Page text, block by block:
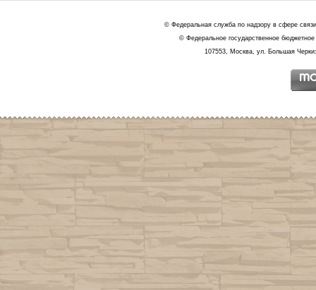
© Федеральная служба по надзору в сфере
© Федеральное государственное
107553, Москва, ул. Большая